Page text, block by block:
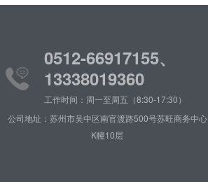
0512-66917155、
13338019360
工作时间：周一至周五（8:30-17:30）
公司地址：苏州市吴中区南官渡路500号苏旺商务中心
K幢10层